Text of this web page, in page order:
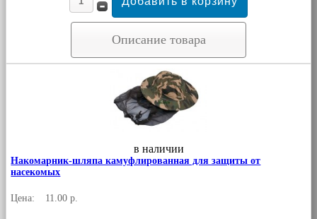
Описание товара
в наличии
Накомарник-шляпа камуфлированная для защиты от
насекомых
Цена: 11.00 р.